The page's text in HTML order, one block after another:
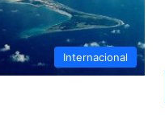
Internacional